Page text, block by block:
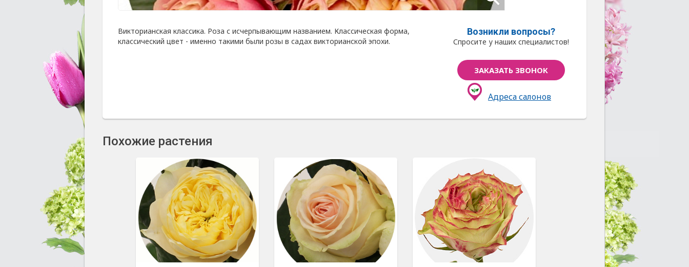
Викторианская классика. Роза с исчерпывающим названием. Классическая форма,
классический цвет - именно такими были розы в садах викторианской эпохи.
Возникли вопросы?
Спросите у наших специалистов!
ЗАКАЗАТЬ ЗВОНОК
Адреса салонов
Похожие растения